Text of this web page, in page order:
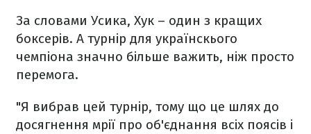
За словами Усика, Хук – один з кращих
боксерів. А турнір для українскього
чемпіона значно більше важить, ніж просто
перемога.
"Я вибрав цей турнір, тому що це шлях до
досягнення мрії про об'єднання всіх поясів і